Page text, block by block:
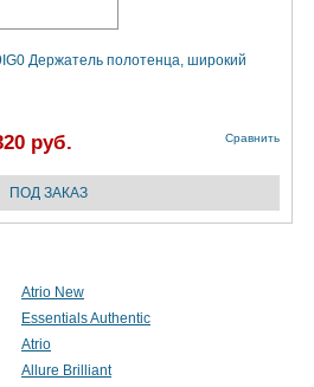
Держатель полотенца, широкий
руб. Сравнить
Atrio New
Essentials Authentic
Atrio
Allure Brilliant